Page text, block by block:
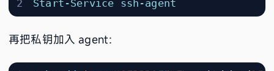
Start-Service
ssh-agent
再把私钥加入 agent：